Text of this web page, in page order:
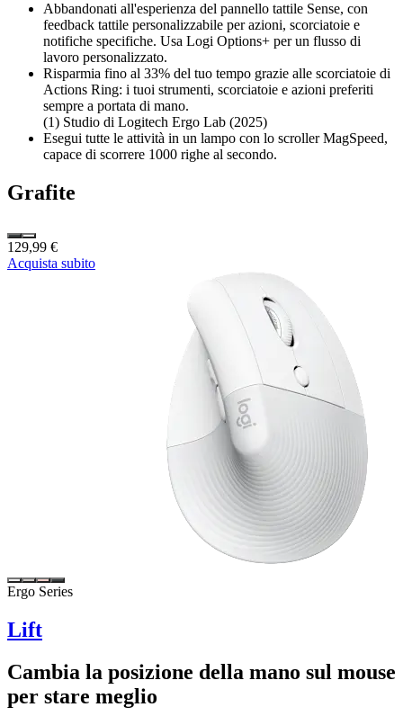
Abbandonati all'esperienza del pannello tattile Sense, con
feedback tattile personalizzabile per azioni, scorciatoie e
notifiche specifiche. Usa Logi Options+ per un flusso di
lavoro personalizzato.
Risparmia fino al 33% del tuo tempo grazie alle scorciatoie di
Actions Ring: i tuoi strumenti, scorciatoie e azioni preferiti
sempre a portata di mano.
(1) Studio di Logitech Ergo Lab (2025)
Esegui tutte le attività in un lampo con lo scroller MagSpeed,
capace di scorrere 1000 righe al secondo.
Grafite
129,99 €
Acquista subito
Ergo Series
Lift
Cambia la posizione della mano sul mouse
per stare meglio